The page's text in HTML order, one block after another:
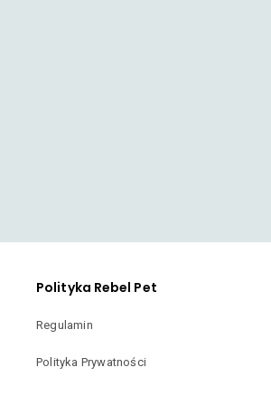
Polityka Rebel Pet
Regulamin
Polityka Prywatności